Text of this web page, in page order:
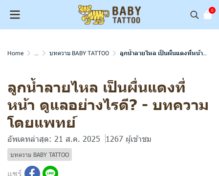
0
Home ... บทความ BABY TATTOO ลูกน้ำลายไหล เป็นผื่นแดงที่หน้า ดูแลอย่างไรดี? - บทความโดยแพทย์
ลูกน้ำลายไหล เป็นผื่นแดงที่
หน้า ดูแลอย่างไรดี? - บทความ
โดยแพทย์
อัพเดทล่าสุด: 21 ส.ค. 2025 1267 ผู้เข้าชม
บทความ BABY TATTOO
แชร์